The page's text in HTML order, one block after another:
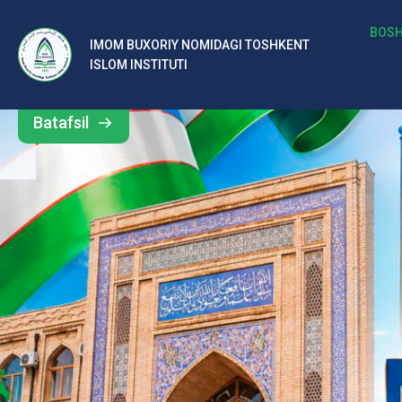
IMOM BUXORIY NOMIDAGI TOSHKENT
ISLOM INSTITUTI
b
al
ar
o‘
rt
a
si
d
Barcha
yangiliklar
Batafsil